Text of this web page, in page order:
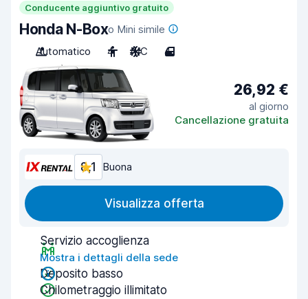
Conducente aggiuntivo gratuito
Honda N-Boxo Mini simile
Automatico
4 A/C 4
26,92 €
al giorno
Cancellazione gratuita
8,1 Buona
Visualizza offerta
Servizio accoglienza
Mostra i dettagli della sede
Deposito basso
Chilometraggio illimitato